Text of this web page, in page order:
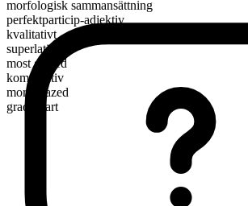
morfologisk sammansättning
perfektparticip-adjektiv
kvalitativt
superlativ
most glazed
komparativ
more glazed
graderbart